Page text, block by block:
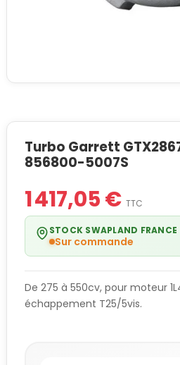
Turbo Garrett
856800-5007S
1 417,05 € TTC
STOCK SWAPLAND FRANCE
Sur commande
De 275 à 550cv, pour moteur
échappement T25/5vis.